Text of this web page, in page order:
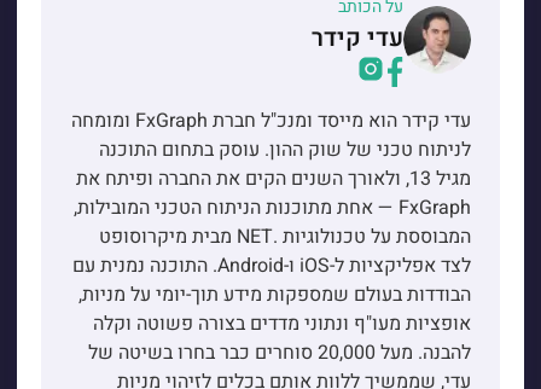
על הכותב
עדי קידר
עדי קידר הוא מייסד ומנכ"ל חברת FxGraph ומומחה
לניתוח טכני של שוק ההון. עוסק בתחום התוכנה
מגיל 13, ולאורך השנים הקים את החברה ופיתח את
FxGraph — אחת מתוכנות הניתוח הטכני המובילות,
המבוססת על טכנולוגיות .NET מבית מיקרוסופט
לצד אפליקציות ל-iOS ו-Android. התוכנה נמנית עם
הבודדות בעולם שמספקות מידע תוך-יומי על מניות,
אופציות מעו"ף ונתוני מדדים בצורה פשוטה וקלה
להבנה. מעל 20,000 סוחרים כבר בחרו בשיטה של
עדי, שממשיך ללוות אותם בכלים לזיהוי מניות